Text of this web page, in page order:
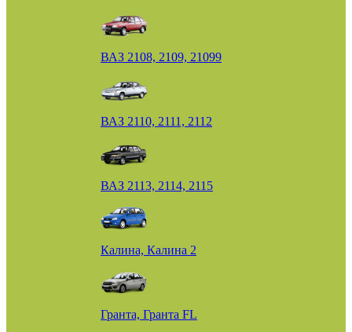
ВАЗ 2108, 2109, 21099
ВАЗ 2110, 2111, 2112
ВАЗ 2113, 2114, 2115
Калина, Калина 2
Гранта, Гранта FL